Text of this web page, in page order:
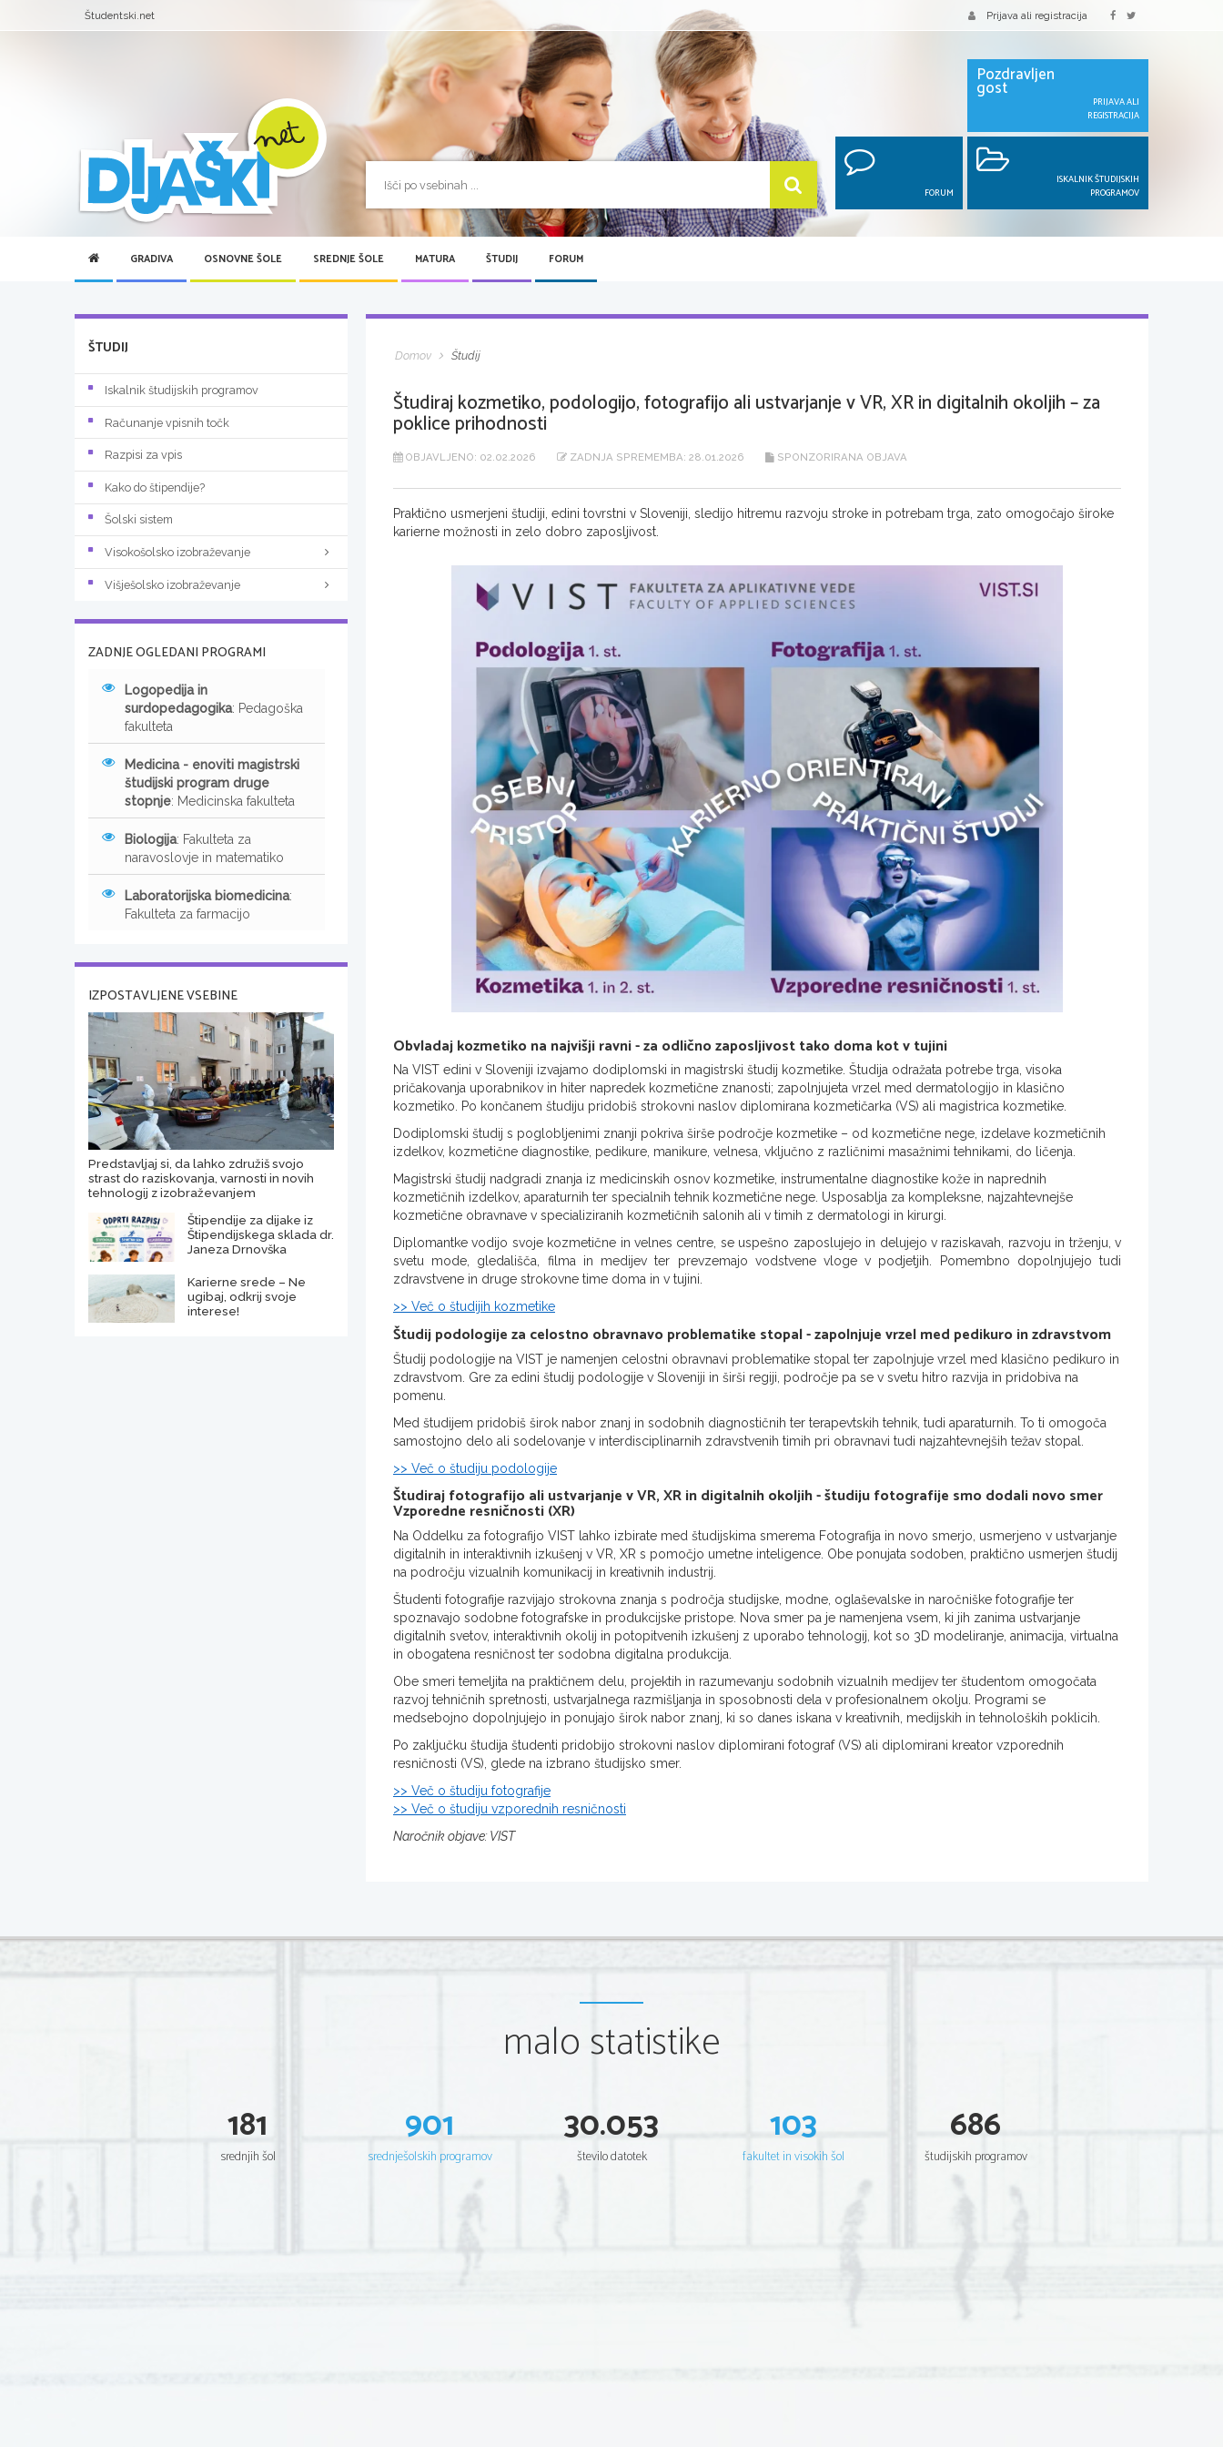
Študentski.net Prijava ali registracija
Pozdravljen
gost
PRIJAVA ALI
REGISTRACIJA
FORUM
ISKALNIK ŠTUDIJSKIH
PROGRAMOV
GRADIVA OSNOVNE ŠOLE SREDNJE ŠOLE MATURA ŠTUDIJ FORUM
Domov Študij
Študiraj kozmetiko, podologijo, fotografijo ali ustvarjanje v VR, XR in digitalnih okoljih – za
poklice prihodnosti
OBJAVLJENO: 02.02.2026 ZADNJA SPREMEMBA: 28.01.2026 SPONZORIRANA OBJAVA
Praktično usmerjeni študiji, edini tovrstni v Sloveniji, sledijo hitremu razvoju stroke in potrebam trga, zato omogočajo široke
karierne možnosti in zelo dobro zaposljivost.
Obvladaj kozmetiko na najvišji ravni - za odlično zaposljivost tako doma kot v tujini
Na VIST edini v Sloveniji izvajamo dodiplomski in magistrski študij kozmetike. Študija odražata potrebe trga, visoka
pričakovanja uporabnikov in hiter napredek kozmetične znanosti; zapolnjujeta vrzel med dermatologijo in klasično
kozmetiko. Po končanem študiju pridobiš strokovni naslov diplomirana kozmetičarka (VS) ali magistrica kozmetike.
Dodiplomski študij s poglobljenimi znanji pokriva širše področje kozmetike – od kozmetične nege, izdelave kozmetičnih
izdelkov, kozmetične diagnostike, pedikure, manikure, velnesa, vključno z različnimi masažnimi tehnikami, do ličenja.
Magistrski študij nadgradi znanja iz medicinskih osnov kozmetike, instrumentalne diagnostike kože in naprednih
kozmetičnih izdelkov, aparaturnih ter specialnih tehnik kozmetične nege. Usposablja za kompleksne, najzahtevnejše
kozmetične obravnave v specializiranih kozmetičnih salonih ali v timih z dermatologi in kirurgi.
Diplomantke vodijo svoje kozmetične in velnes centre, se uspešno zaposlujejo in delujejo v raziskavah, razvoju in trženju, v
svetu mode, gledališča, filma in medijev ter prevzemajo vodstvene vloge v podjetjih. Pomembno dopolnjujejo tudi
zdravstvene in druge strokovne time doma in v tujini.
>> Več o študijih kozmetike
Študij podologije za celostno obravnavo problematike stopal - zapolnjuje vrzel med pedikuro in zdravstvom
Študij podologije na VIST je namenjen celostni obravnavi problematike stopal ter zapolnjuje vrzel med klasično pedikuro in
zdravstvom. Gre za edini študij podologije v Sloveniji in širši regiji, področje pa se v svetu hitro razvija in pridobiva na
pomenu.
Med študijem pridobiš širok nabor znanj in sodobnih diagnostičnih ter terapevtskih tehnik, tudi aparaturnih. To ti omogoča
samostojno delo ali sodelovanje v interdisciplinarnih zdravstvenih timih pri obravnavi tudi najzahtevnejših težav stopal.
>> Več o študiju podologije
Študiraj fotografijo ali ustvarjanje v VR, XR in digitalnih okoljih - študiju fotografije smo dodali novo smer
Vzporedne resničnosti (XR)
Na Oddelku za fotografijo VIST lahko izbirate med študijskima smerema Fotografija in novo smerjo, usmerjeno v ustvarjanje
digitalnih in interaktivnih izkušenj v VR, XR s pomočjo umetne inteligence. Obe ponujata sodoben, praktično usmerjen študij
na področju vizualnih komunikacij in kreativnih industrij.
Študenti fotografije razvijajo strokovna znanja s področja studijske, modne, oglaševalske in naročniške fotografije ter
spoznavajo sodobne fotografske in produkcijske pristope. Nova smer pa je namenjena vsem, ki jih zanima ustvarjanje
digitalnih svetov, interaktivnih okolij in potopitvenih izkušenj z uporabo tehnologij, kot so 3D modeliranje, animacija, virtualna
in obogatena resničnost ter sodobna digitalna produkcija.
Obe smeri temeljita na praktičnem delu, projektih in razumevanju sodobnih vizualnih medijev ter študentom omogočata
razvoj tehničnih spretnosti, ustvarjalnega razmišljanja in sposobnosti dela v profesionalnem okolju. Programi se
medsebojno dopolnjujejo in ponujajo širok nabor znanj, ki so danes iskana v kreativnih, medijskih in tehnoloških poklicih.
Po zaključku študija študenti pridobijo strokovni naslov diplomirani fotograf (VS) ali diplomirani kreator vzporednih
resničnosti (VS), glede na izbrano študijsko smer.
>> Več o študiju fotografije
>> Več o študiju vzporednih resničnosti
Naročnik objave: VIST
ŠTUDIJ
Iskalnik študijskih programov
Računanje vpisnih točk
Razpisi za vpis
Kako do štipendije?
Šolski sistem
Visokošolsko izobraževanje
Višješolsko izobraževanje
ZADNJE OGLEDANI PROGRAMI
Logopedija in
surdopedagogika: Pedagoška
fakulteta
Medicina - enoviti magistrski
študijski program druge
stopnje: Medicinska fakulteta
Biologija: Fakulteta za
naravoslovje in matematiko
Laboratorijska biomedicina:
Fakulteta za farmacijo
IZPOSTAVLJENE VSEBINE
Predstavljaj si, da lahko združiš svojo
strast do raziskovanja, varnosti in novih
tehnologij z izobraževanjem
Štipendije za dijake iz
Štipendijskega sklada dr.
Janeza Drnovška
Karierne srede – Ne
ugibaj, odkrij svoje
interese!
malo statistike
181
srednjih šol
901
srednješolskih programov
30.053
število datotek
103
fakultet in visokih šol
686
študijskih programov